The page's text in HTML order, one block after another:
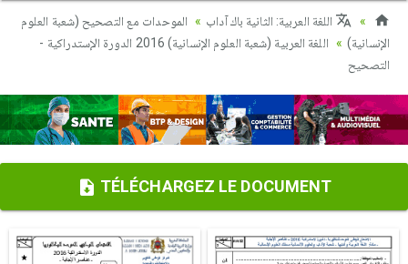
اللغة العربية: الثانية باك آداب
الموحدات مع التصحيح (شعبة العلوم
الإنسانية)
اللغة العربية (شعبة العلوم الإنسانية) 2016 الدورة الإستدراكية -
التصحيح
TÉLÉCHARGEZ LE DOCUMENT